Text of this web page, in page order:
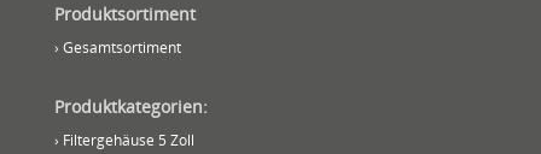
Produktsortiment
› Gesamtsortiment
Produktkategorien:
› Filtergehäuse 5 Zoll